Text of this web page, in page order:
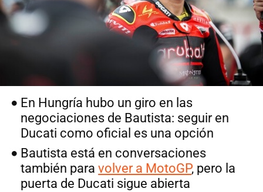
En Hungría hubo un giro en las
negociaciones de Bautista: seguir en
Ducati como oficial es una opción
Bautista está en conversaciones
también paravolver a MotoGP, pero la
puerta de Ducati sigue abierta